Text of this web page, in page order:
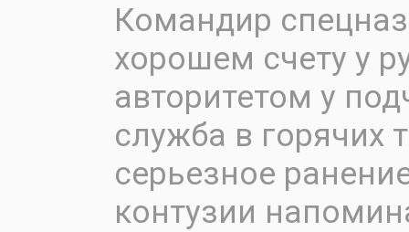
Командир
хорошем счету у
авторитетом у
служба в горячих
серьезное
контузии